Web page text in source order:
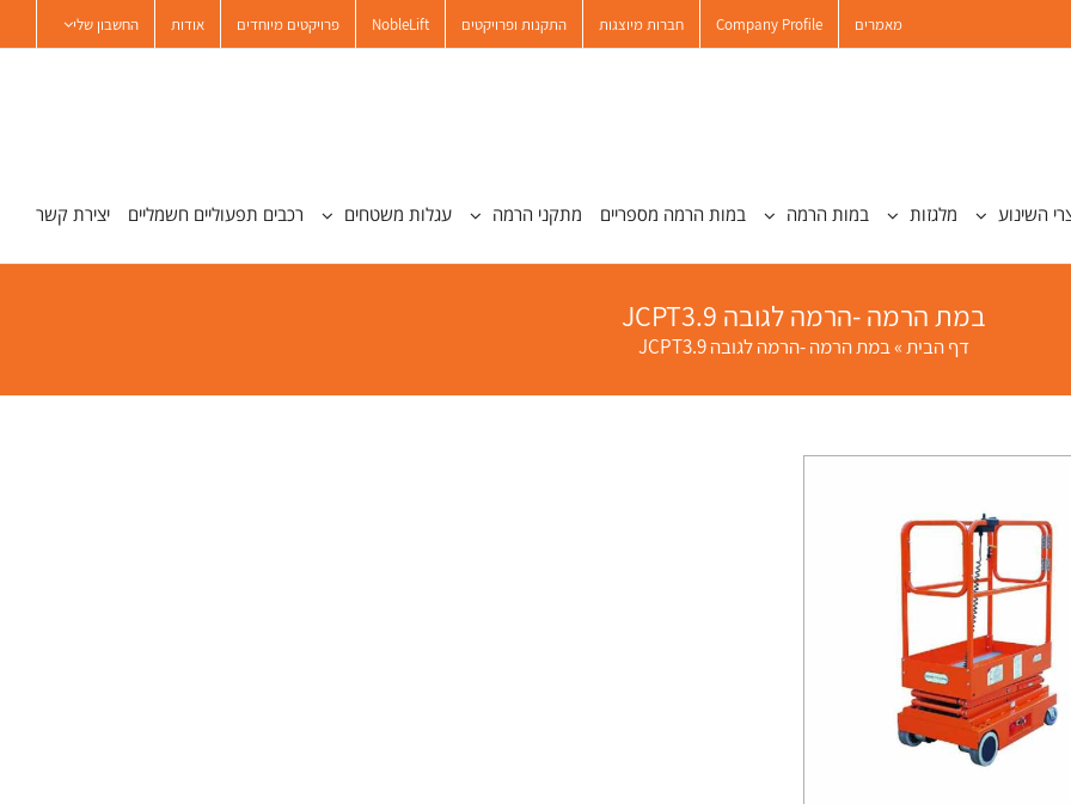
מאמרים Company Profile חברות מיוצגות התקנות ופרויקטים NobleLift פרויקטים מיוחדים אודות החשבון שלי
השינוע מלגזות במות הרמה במות הרמה מספריים מתקני הרמה עגלות משטחים רכבים תפעוליים חשמליים יצירת קשר
במת הרמה -הרמה לגובה JCPT3.9
דף הבית»במת הרמה -הרמה לגובה JCPT3.9